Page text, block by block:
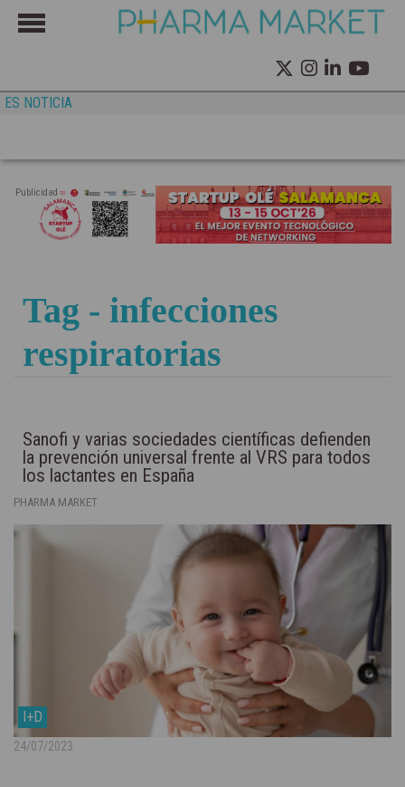
ES NOTICIA
Publicidad
Tag - infecciones
respiratorias
Sanofi y varias sociedades científicas defienden
la prevención universal frente al VRS para todos
los lactantes en España
PHARMA MARKET
I+D
24/07/2023